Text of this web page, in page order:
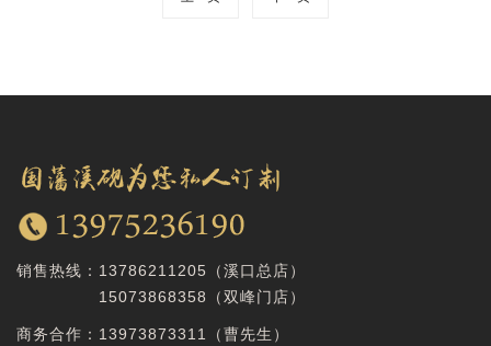
销售热线： 13786211205（溪口总店）
15073868358
（双峰门店）
商务合作： 13973873311（曹先生）